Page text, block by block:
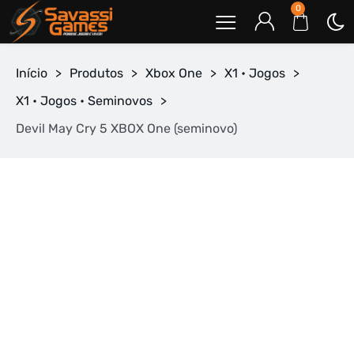
0
Início > Produtos > Xbox One > X1 • Jogos >
X1 • Jogos • Seminovos >
Devil May Cry 5 XBOX One (seminovo)